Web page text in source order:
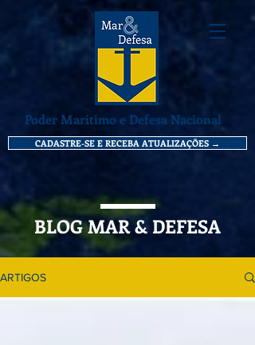
Poder Marítimo e Defesa Nacional
CADASTRE-SE E RECEBA ATUALIZAÇÕES →
BLOG MAR & DEFESA
ARTIGOS